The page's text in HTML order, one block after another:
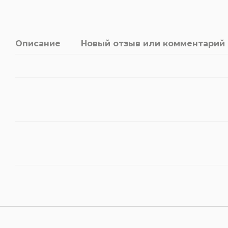
Описание Новый отзыв или комментарий